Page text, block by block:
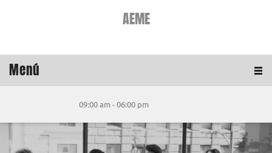
AEME
Menú
09:00 am - 06:00 pm